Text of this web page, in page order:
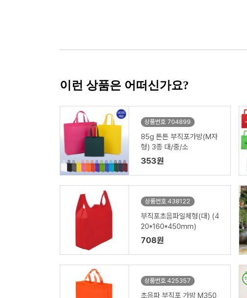
이런 상품은 어떠신가요?
상품번호 704899
85g 튼튼 부직포가방(M자
형) 3종 대/중/소
353원
상품번호 438122
부직포초음파일체형(대) (4
20*160*450mm)
708원
상품번호 425357
초음파 부직포 가방 M350